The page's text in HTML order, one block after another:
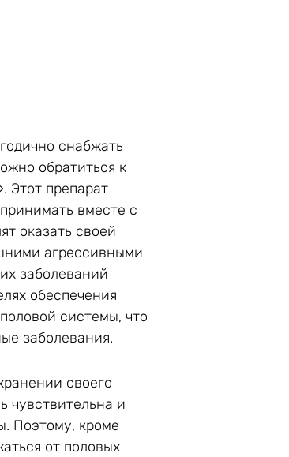
снабжать
обратиться к
Этот препарат
вместе с
оказать своей
агрессивными
заболеваний
обеспечения
системы, что
заболевания.
своего
чувствительна и
Поэтому, кроме
от половых